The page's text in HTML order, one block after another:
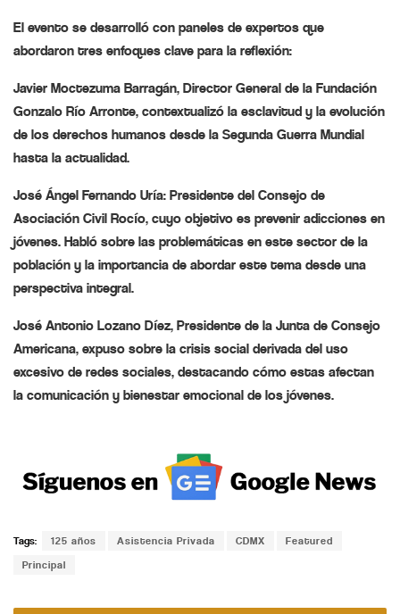
El evento se desarrolló con paneles de expertos que
abordaron tres enfoques clave para la reflexión:
Javier Moctezuma Barragán, Director General de la Fundación
Gonzalo Río Arronte, contextualizó la esclavitud y la evolución
de los derechos humanos desde la Segunda Guerra Mundial
hasta la actualidad.
José Ángel Fernando Uría: Presidente del Consejo de
Asociación Civil Rocío, cuyo objetivo es prevenir adicciones en
jóvenes. Habló sobre las problemáticas en este sector de la
población y la importancia de abordar este tema desde una
perspectiva integral.
José Antonio Lozano Díez, Presidente de la Junta de Consejo
Americana, expuso sobre la crisis social derivada del uso
excesivo de redes sociales, destacando cómo estas afectan
la comunicación y bienestar emocional de los jóvenes.
Tags: 125 años Asistencia Privada CDMX
Featured
Principal